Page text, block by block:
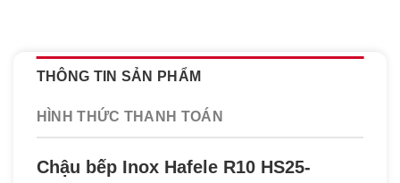
THÔNG TIN SẢN PHẨM
HÌNH THỨC THANH TOÁN
Chậu bếp Inox Hafele R10 HS25-